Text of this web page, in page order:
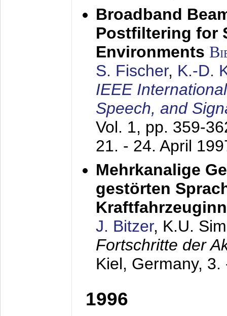
Broadband
Postfiltering for
Environments
S. Fischer, K.-D.
IEEE
Speech, and
Vol. 1, pp. 359-
21. - 24. April
Mehrkanalige
gestörten
J. Bitzer, K.U.
Fortschritte der
Kiel, Germany, 3.
1996